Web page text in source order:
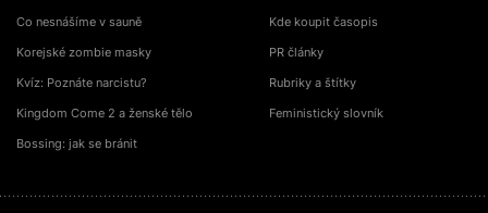
Co nesnášíme v sauně
Korejské zombie masky
Kvíz: Poznáte narcistu?
Kingdom Come 2 a ženské tělo
Bossing: jak se bránit
Kde koupit časopis
PR články
Rubriky a štítky
Feministický slovník